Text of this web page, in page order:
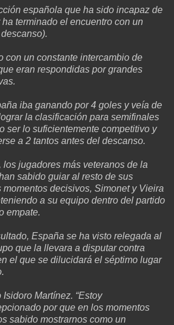
española que ha sido incapaz de
terminado el encuentro con un
con un constante intercambio de
eran respondidas por grandes
iba ganando por 4 goles y veía de
la clasificación para semifinales
ser lo suficientemente competitivo y
a 2 tantos antes del descanso.
jugadores más veteranos de la
sabido guiar al resto de sus
momentos decisivos, Simonet y Vieira
a su equipo dentro del partido
empate.
España se ha visto relegada al
que la llevara a disputar contra
el que se dilucidará el séptimo lugar
Martínez. “Estoy
por que en los momentos
sabido mostrarnos como un